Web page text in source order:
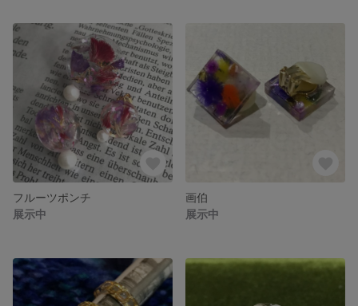
フルーツポンチ
展示中
画伯
展示中